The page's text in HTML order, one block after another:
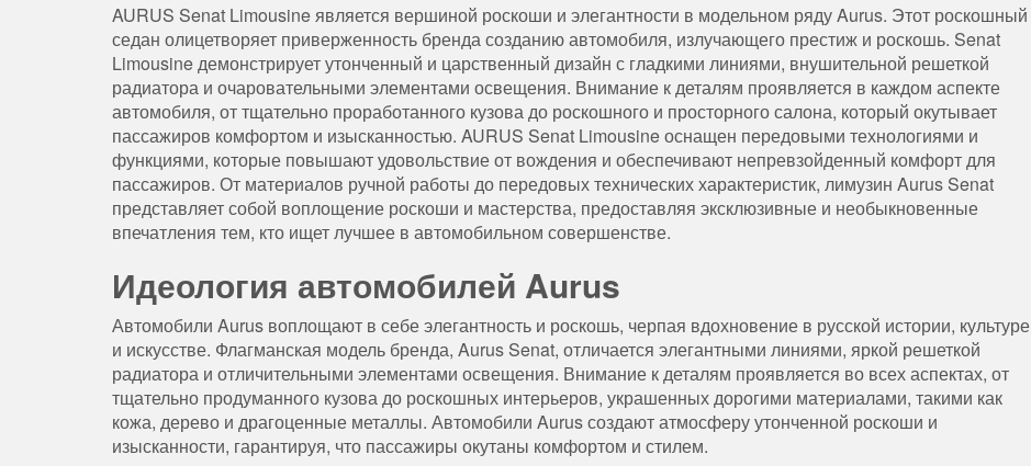
AURUS Senat Limousine является вершиной роскоши и элегантности в модельном ряду Aurus. Этот роскошный
седан олицетворяет приверженность бренда созданию автомобиля, излучающего престиж и роскошь. Senat
Limousine демонстрирует утонченный и царственный дизайн с гладкими линиями, внушительной решеткой
радиатора и очаровательными элементами освещения. Внимание к деталям проявляется в каждом аспекте
автомобиля, от тщательно проработанного кузова до роскошного и просторного салона, который окутывает
пассажиров комфортом и изысканностью. AURUS Senat Limousine оснащен передовыми технологиями и
функциями, которые повышают удовольствие от вождения и обеспечивают непревзойденный комфорт для
пассажиров. От материалов ручной работы до передовых технических характеристик, лимузин Aurus Senat
представляет собой воплощение роскоши и мастерства, предоставляя эксклюзивные и необыкновенные
впечатления тем, кто ищет лучшее в автомобильном совершенстве.
Идеология автомобилей Aurus
Автомобили Aurus воплощают в себе элегантность и роскошь, черпая вдохновение в русской истории, культуре
и искусстве. Флагманская модель бренда, Aurus Senat, отличается элегантными линиями, яркой решеткой
радиатора и отличительными элементами освещения. Внимание к деталям проявляется во всех аспектах, от
тщательно продуманного кузова до роскошных интерьеров, украшенных дорогими материалами, такими как
кожа, дерево и драгоценные металлы. Автомобили Aurus создают атмосферу утонченной роскоши и
изысканности, гарантируя, что пассажиры окутаны комфортом и стилем.